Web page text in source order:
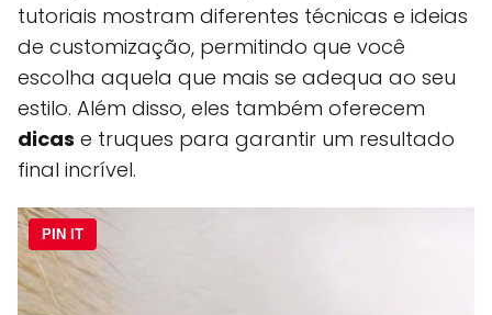
tutoriais mostram diferentes técnicas e ideias
de customização, permitindo que você
escolha aquela que mais se adequa ao seu
estilo. Além disso, eles também oferecem
dicas e truques para garantir um resultado
final incrível.
PIN IT